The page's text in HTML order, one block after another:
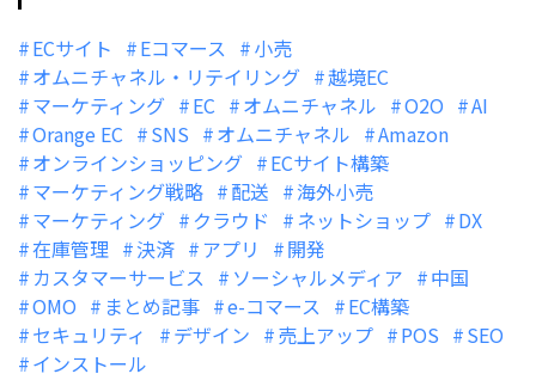
ECサイト Eコマース
小売
オムニチャネル・リテイリング
越境EC
マーケティング
EC オムニチャネル O2O
AI
Orange EC
SNS オムニチャネル
Amazon
オンラインショッピング
ECサイト構築
マーケティング戦略
配送
海外小売
マーケティング
クラウド ネットショップ
DX
在庫管理
決済 アプリ
開発
カスタマーサービス
ソーシャルメディア
中国
OMO
まとめ記事 e-コマース
EC構築
セキュリティ
デザイン 売上アップ POS
SEO
インストール